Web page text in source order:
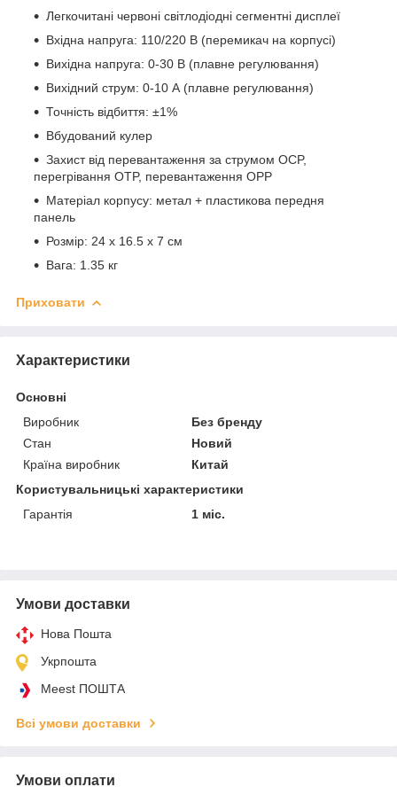
Легкочитані червоні світлодіодні сегментні дисплеї
Вхідна напруга: 110/220 В (перемикач на корпусі)
Вихідна напруга: 0-30 В (плавне регулювання)
Вихідний струм: 0-10 А (плавне регулювання)
Точність відбиття: ±1%
Вбудований кулер
Захист від перевантаження за струмом OCP,
перегрівання OTP, перевантаження OPP
Матеріал корпусу: метал + пластикова передня
панель
Розмір: 24 х 16.5 х 7 см
Вага: 1.35 кг
Приховати
Характеристики
Основні
Виробник
Без бренду
Стан
Новий
Країна виробник
Китай
Користувальницькі характеристики
Гарантія
1 міс.
Умови доставки
Нова Пошта
Укрпошта
Meest ПОШТА
Всі умови доставки
Умови оплати